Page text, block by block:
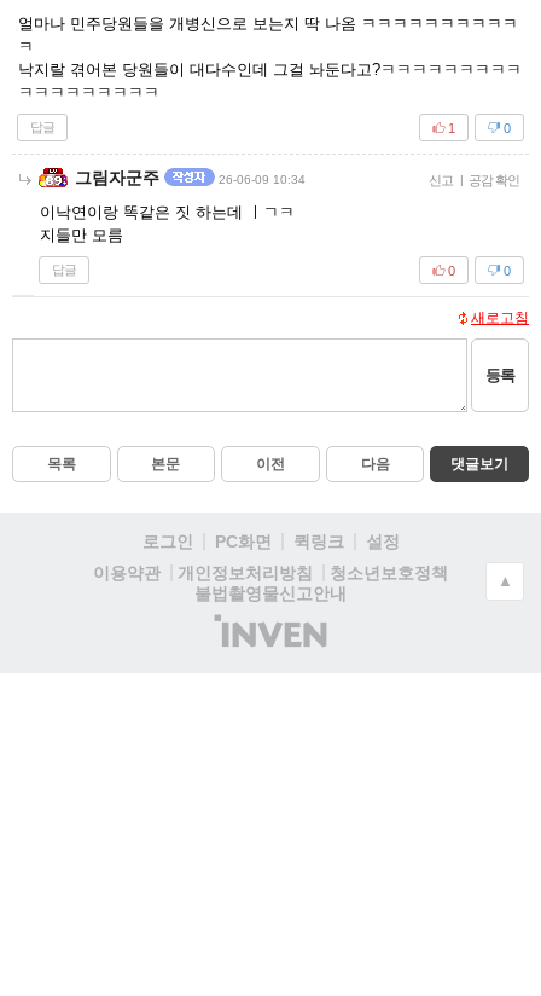
얼마나 민주당원들을 개병신으로 보는지 딱 나옴 ㅋㅋㅋㅋㅋㅋㅋㅋㅋㅋ
ㅋ
낙지랄 겪어본 당원들이 대다수인데 그걸 놔둔다고?ㅋㅋㅋㅋㅋㅋㅋㅋㅋ
ㅋㅋㅋㅋㅋㅋㅋㅋㅋ
답글 0
1
그림자군주 26-06-09 10:34 신고 | 공감 확인
이낙연이랑 똑같은 짓 하는데 ㅣㄱㅋ
지들만 모름
답글 0
0
새로고침
등록
목록 본문 이전 다음 댓글보기
로그인 PC화면 퀵링크
설정
이용약관
개인정보처리방침
청소년보호정책
불법촬영물신고안내
(주)
인
▲